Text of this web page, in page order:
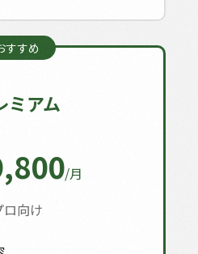
すすめ
ミアム
/月
ロ向け